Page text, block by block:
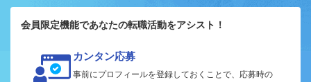
会員限定機能であなたの転職活動をアシスト！
カンタン応募
事前にプロフィールを登録しておくことで、応募時の